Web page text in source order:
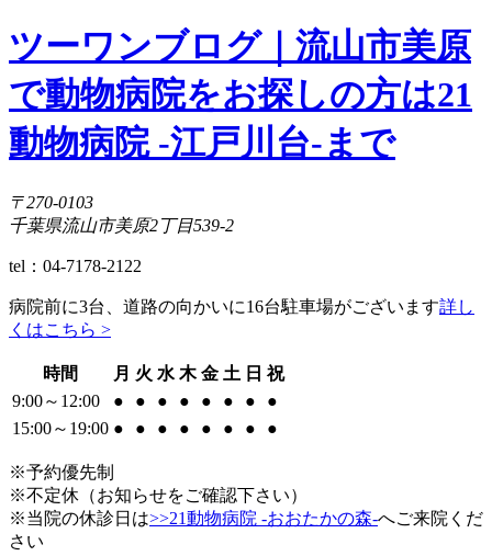
ツーワンブログ｜流山市美原
で動物病院をお探しの方は21
動物病院 -江戸川台-まで
〒270-0103
千葉県流山市美原2丁目539-2
tel：04-7178-2122
病院前に3台、道路の向かいに16台駐車場がございます詳し
くはこちら >
時間 月 火 水 木 金 土 日 祝
9:00～12:00
● ● ● ● ● ● ●
●
15:00～19:00 ● ● ● ● ● ● ● ●
※予約優先制
※不定休（お知らせをご確認下さい）
※当院の休診日は>>21動物病院 -おおたかの森-へご来院くだ
さい